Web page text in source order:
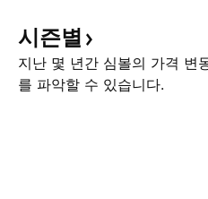
시즌별
지난 몇 년간 심볼의 가격 변
를 파악할 수 있습니다.